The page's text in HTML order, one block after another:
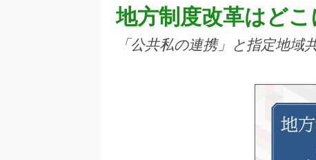
地方制度改革はど
「公共私の連携」と指定地域